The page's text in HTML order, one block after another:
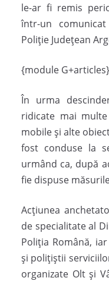
le-ar fi remis
într-un
Poliție Județean
{module G+articles}
În urma
ridicate mai
mobile și alte
fost conduse la
urmând ca, după
fie dispuse
Acțiunea
de specialitate al
Poliția Română,
și polițiștii
organizate Olt și